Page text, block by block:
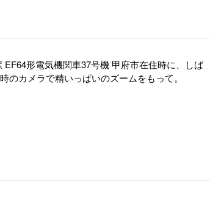
形電気機関車37号機 甲府市在住時に、しば
のカメラで精いっぱいのズームをもって。